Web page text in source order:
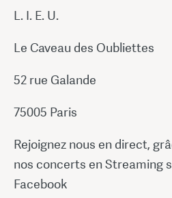
L. I. E. U.
Le Caveau des Oubliettes
52 rue Galande
75005 Paris
Rejoignez nous en direct,
nos concerts en Streaming
Facebook